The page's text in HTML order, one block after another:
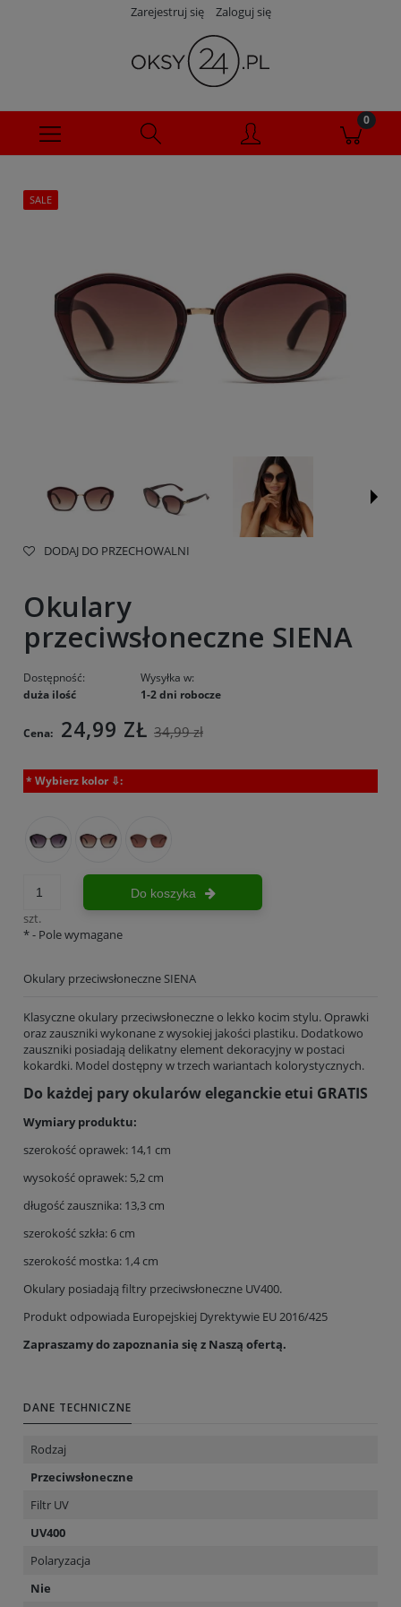
Zarejestruj się Zaloguj się
SALE
DODAJ DO PRZECHOWALNI
Okulary
przeciwsłoneczne SIENA
Dostępność:
duża ilość
Wysyłka w:
1-2 dni robocze
Cena: 24,99 ZŁ 34,99 zł
* Wybierz kolor ⇩:
szt.
Do koszyka
*- Pole wymagane
Okulary przeciwsłoneczne SIENA
Klasyczne okulary przeciwsłoneczne o lekko kocim stylu. Oprawki
oraz zauszniki wykonane z wysokiej jakości plastiku. Dodatkowo
zauszniki posiadają delikatny element dekoracyjny w postaci
kokardki. Model dostępny w trzech wariantach kolorystycznych.
Do każdej pary okularów eleganckie etui GRATIS
Wymiary produktu:
szerokość oprawek: 14,1 cm
wysokość oprawek: 5,2 cm
długość zausznika: 13,3 cm
szerokość szkła: 6 cm
szerokość mostka: 1,4 cm
Okulary posiadają filtry przeciwsłoneczne UV400.
Produkt odpowiada Europejskiej Dyrektywie EU 2016/425
Zapraszamy do zapoznania się z Naszą ofertą.
DANE TECHNICZNE
Rodzaj
Przeciwsłoneczne
Filtr UV
UV400
Polaryzacja
Nie